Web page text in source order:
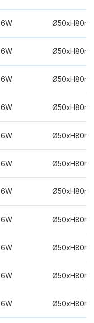
6W
6W
6W
6W
6W
6W
6W
6W
6W
6W
6W